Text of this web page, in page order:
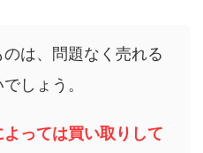
は、問題なく売れる
しょう。
よっては買い取りして